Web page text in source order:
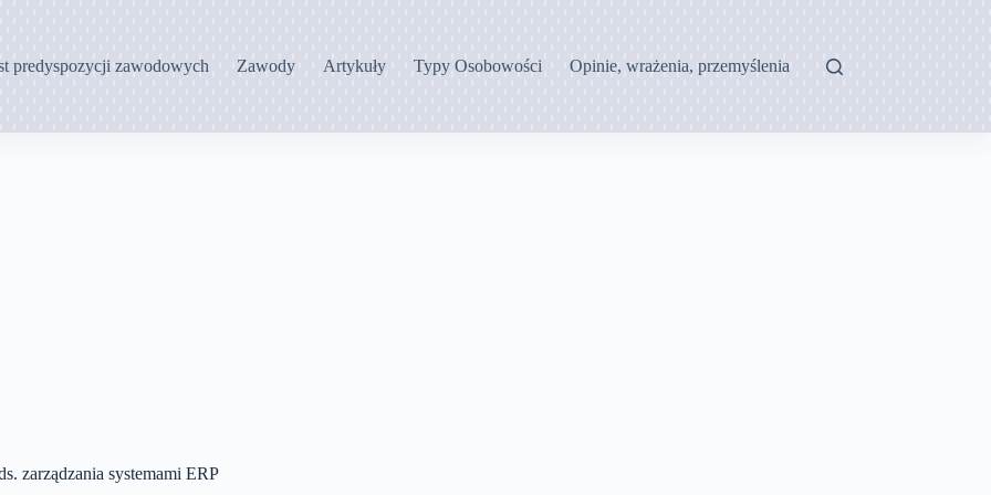
predyspozycji zawodowych Zawody Artykuły Typy Osobowości Opinie, wrażenia, przemyślenia
zarządzania systemami ERP